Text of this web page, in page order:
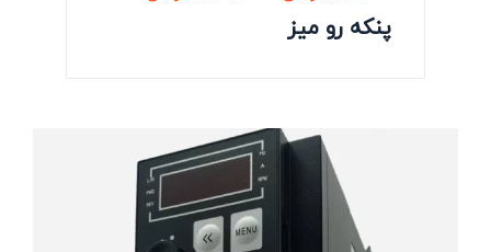
پنکه رو میز